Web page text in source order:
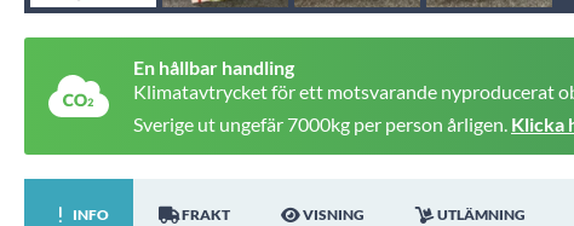
En hållbar handling
Klimatavtrycket för ett motsvarande nyproducerat
Sverige ut ungefär 7000kg per person årligen. Klicka
INFO FRAKT VISNING UTLÄMNING